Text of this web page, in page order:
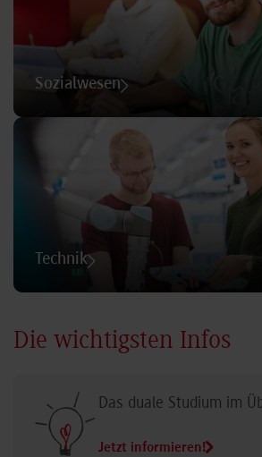
Sozialwesen
Technik
Die wichtigsten Infos
Das duale Studium im
Jetzt informieren!